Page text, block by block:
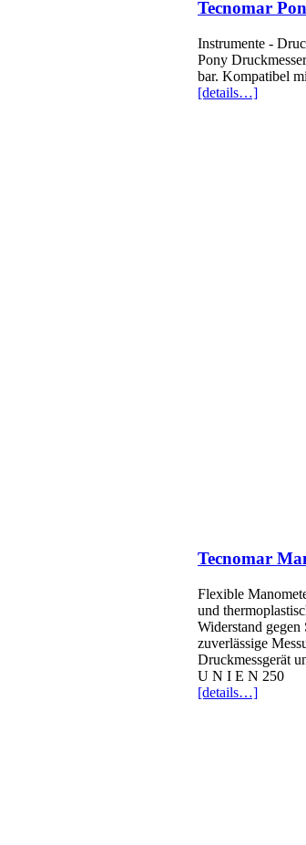
Tecnomar
Instrumente -
Pony
bar. Kompatibel
[details…]
Tecnomar
Flexible
und
Widerstand gegen
zuverlässige
Druckmessgerät
U N I E N 250
[details…]